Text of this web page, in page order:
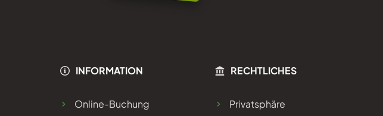
INFORMATION
Online-Buchung
RECHTLICHES
Privatsphäre